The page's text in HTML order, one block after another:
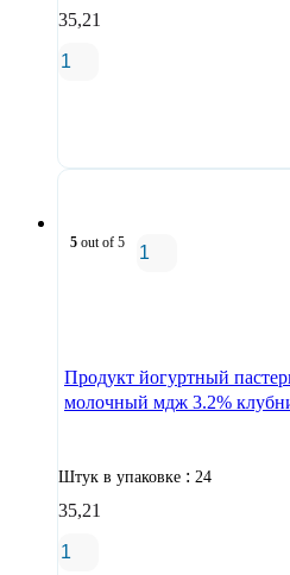
35,21
5 out of 5
Продукт йогуртный
молочный мдж 3.2%
Штук в упаковке : 24
35,21